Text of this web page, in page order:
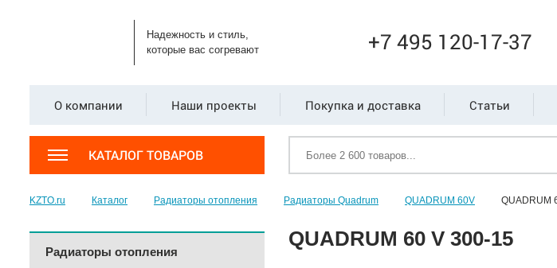
Надежность и стиль,
которые вас согревают
+7 495 120-17-37
О компании Наши проекты Покупка и доставка Статьи
КАТАЛОГ ТОВАРОВ
KZTO.ru Каталог Радиаторы отопления Радиаторы Quadrum QUADRUM 60V QUADRUM
Радиаторы отопления
QUADRUM 60 V 300-15